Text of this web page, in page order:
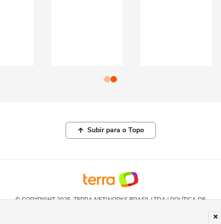
Subir para o Topo
© COPYRIGHT 2026, TERRA NETWORKS BRASIL LTDA |POLÍTICA DE